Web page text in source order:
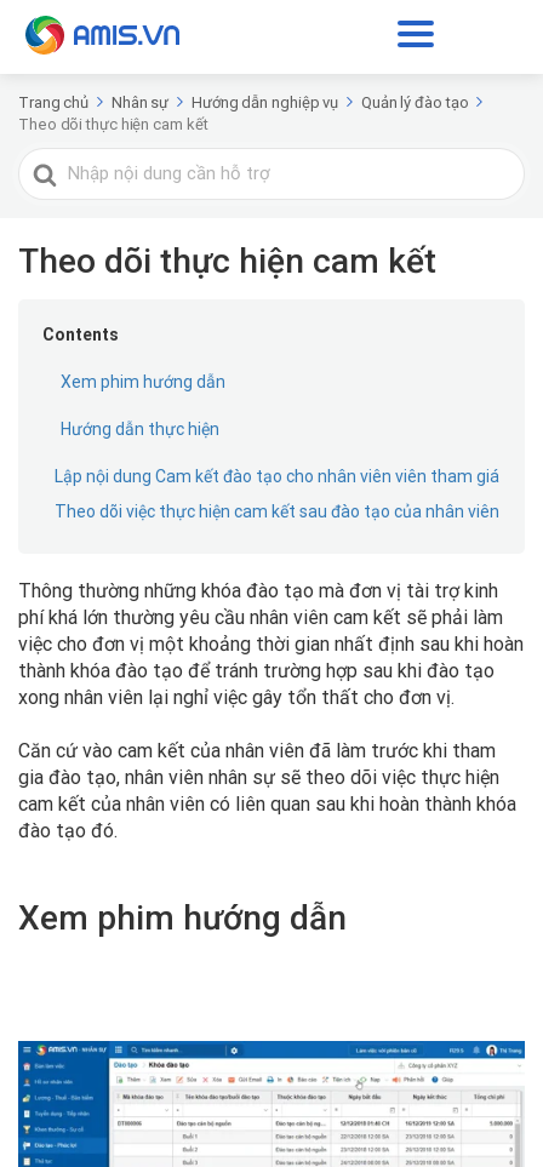
Trang chủ Nhân sự Hướng dẫn nghiệp vụ
Quản lý đào tạo
Theo dõi thực hiện cam kết
Tìm
kiếm
Theo dõi thực hiện cam kết
Contents
Xem phim hướng dẫn
Hướng dẫn thực hiện
Lập nội dung Cam kết đào tạo cho nhân viên viên tham giá
Theo dõi việc thực hiện cam kết sau đào tạo của nhân viên
Thông thường những khóa đào tạo mà đơn vị tài trợ kinh
phí khá lớn thường yêu cầu nhân viên cam kết sẽ phải làm
việc cho đơn vị một khoảng thời gian nhất định sau khi hoàn
thành khóa đào tạo để tránh trường hợp sau khi đào tạo
xong nhân viên lại nghỉ việc gây tổn thất cho đơn vị.
Căn cứ vào cam kết của nhân viên đã làm trước khi tham
gia đào tạo, nhân viên nhân sự sẽ theo dõi việc thực hiện
cam kết của nhân viên có liên quan sau khi hoàn thành khóa
đào tạo đó.
Xem phim hướng dẫn